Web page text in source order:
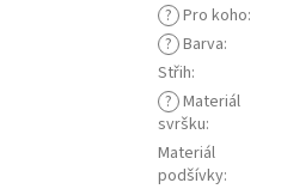
? Pro koho:
? Barva:
Střih:
? Materiál
svršku:
Materiál
podšívky: